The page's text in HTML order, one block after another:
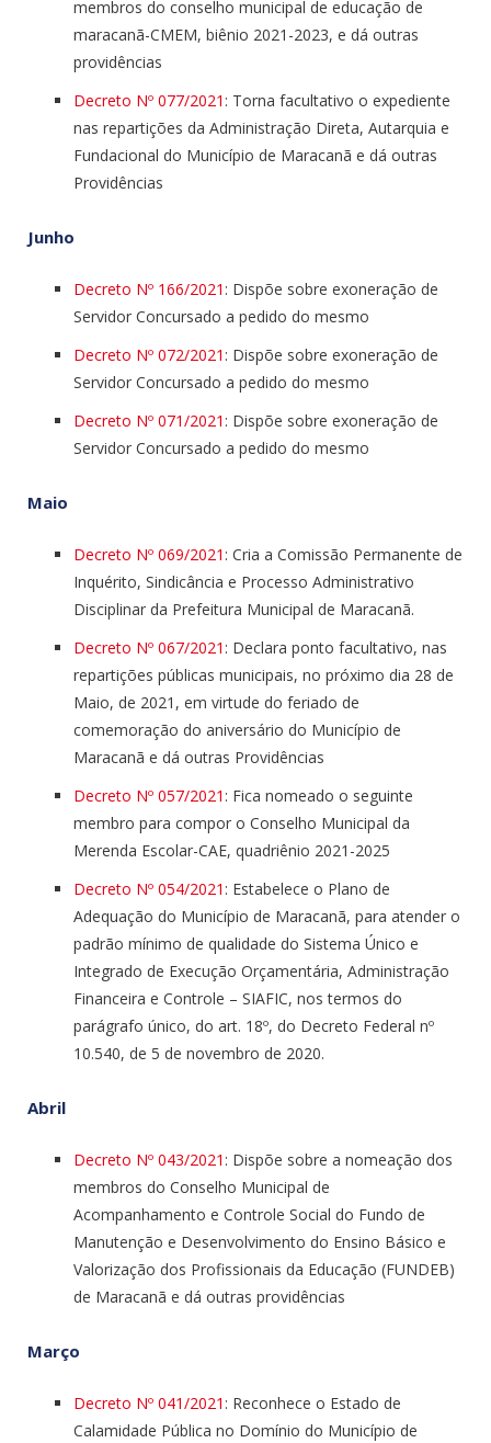
membros do conselho municipal de educação de
maracanã-CMEM, biênio 2021-2023, e dá outras
providências
Decreto Nº 077/2021 : Torna facultativo o expediente
nas repartições da Administração Direta, Autarquia e
Fundacional do Município de Maracanã e dá outras
Providências
Junho
Decreto Nº 166/2021 : Dispõe sobre exoneração de
Servidor Concursado a pedido do mesmo
Decreto Nº 072/2021 : Dispõe sobre exoneração de
Servidor Concursado a pedido do mesmo
Decreto Nº 071/2021 : Dispõe sobre exoneração de
Servidor Concursado a pedido do mesmo
Maio
Decreto Nº 069/2021 : Cria a Comissão Permanente de
Inquérito, Sindicância e Processo Administrativo
Disciplinar da Prefeitura Municipal de Maracanã.
Decreto Nº 067/2021 : Declara ponto facultativo, nas
repartições públicas municipais, no próximo dia 28 de
Maio, de 2021, em virtude do feriado de
comemoração do aniversário do Município de
Maracanã e dá outras Providências
Decreto Nº 057/2021 : Fica nomeado o seguinte
membro para compor o Conselho Municipal da
Merenda Escolar-CAE, quadriênio 2021-2025
Decreto Nº 054/2021 : Estabelece o Plano de
Adequação do Município de Maracanã, para atender o
padrão mínimo de qualidade do Sistema Único e
Integrado de Execução Orçamentária, Administração
Financeira e Controle – SIAFIC, nos termos do
parágrafo único, do art. 18º, do Decreto Federal nº
10.540, de 5 de novembro de 2020.
Abril
Decreto Nº 043/2021 : Dispõe sobre a nomeação dos
membros do Conselho Municipal de
Acompanhamento e Controle Social do Fundo de
Manutenção e Desenvolvimento do Ensino Básico e
Valorização dos Profissionais da Educação (FUNDEB)
de Maracanã e dá outras providências
Março
Decreto Nº 041/2021 : Reconhece o Estado de
Calamidade Pública no Domínio do Município de